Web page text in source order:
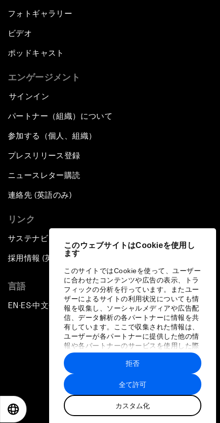
このウェブサイトはCookieを使用し
ます
このサイトではCookieを使って、ユーザー
に合わせたコンテンツや広告の表示、トラ
フィックの分析を行っています。またユー
ザーによるサイトの利用状況についても情
報を収集し、ソーシャルメディアや広告配
信、データ解析の各パートナーに情報を共
有しています。ここで収集された情報は、
ユーザーが各パートナーに提供した他の情
報や各パートナーのサービスを使用した際
に収集された情報と組み合わされ、各パー
トナーによって使用されることがありま
す。
全て許可
カスタム化
拒否
フォトギャラリー
ビデオ
ポッドキャスト
エンゲージメント
サインイン
パートナー（組織）について
参加する（個人、組織）
プレスリリース登録
ニュースレター購読
連絡先 (英語のみ)
リンク
サステナビリティへの取り組み
採用情報 (英語のみ)
言語
EN ▪ ES▪中文▪ 日本語
プライバシーポリシーと利用規約
サイトマップ
©
世界経済フォーラム